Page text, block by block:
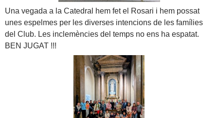
Una vegada a la Catedral hem fet el Rosari i hem possat
unes espelmes per les diverses intencions de les famílies
del Club. Les inclemències del temps no ens ha espatat.
BEN JUGAT !!!